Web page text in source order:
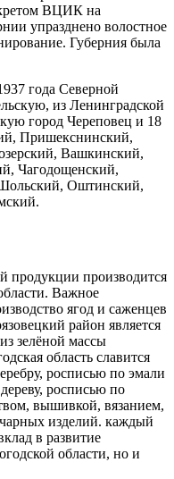
ВЦИК на
упразднено волостное
Губерния была
года Северной
из Ленинградской
город Череповец и 18
Пришекснинский,
Вашкинский,
Чагодощенский,
Оштинский,
продукции производится
Важное
ягод и саженцев
район является
зелёной массы
область славится
росписью по эмали
росписью по
вышивкой, вязанием,
изделий. каждый
в развитие
области, но и